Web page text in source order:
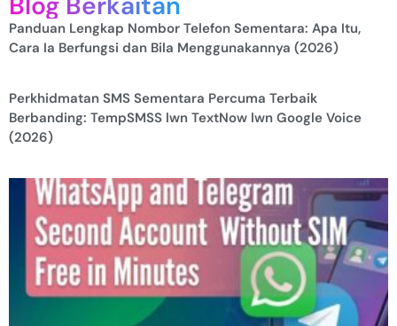
Panduan Lengkap Nombor Telefon Sementara: Apa Itu,
Cara Ia Berfungsi dan Bila Menggunakannya (2026)
Perkhidmatan SMS Sementara Percuma Terbaik
Berbanding: TempSMSS lwn TextNow lwn Google Voice
(2026)